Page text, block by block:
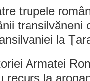
trupele
transilvăneni
la
Armatei
recurs la